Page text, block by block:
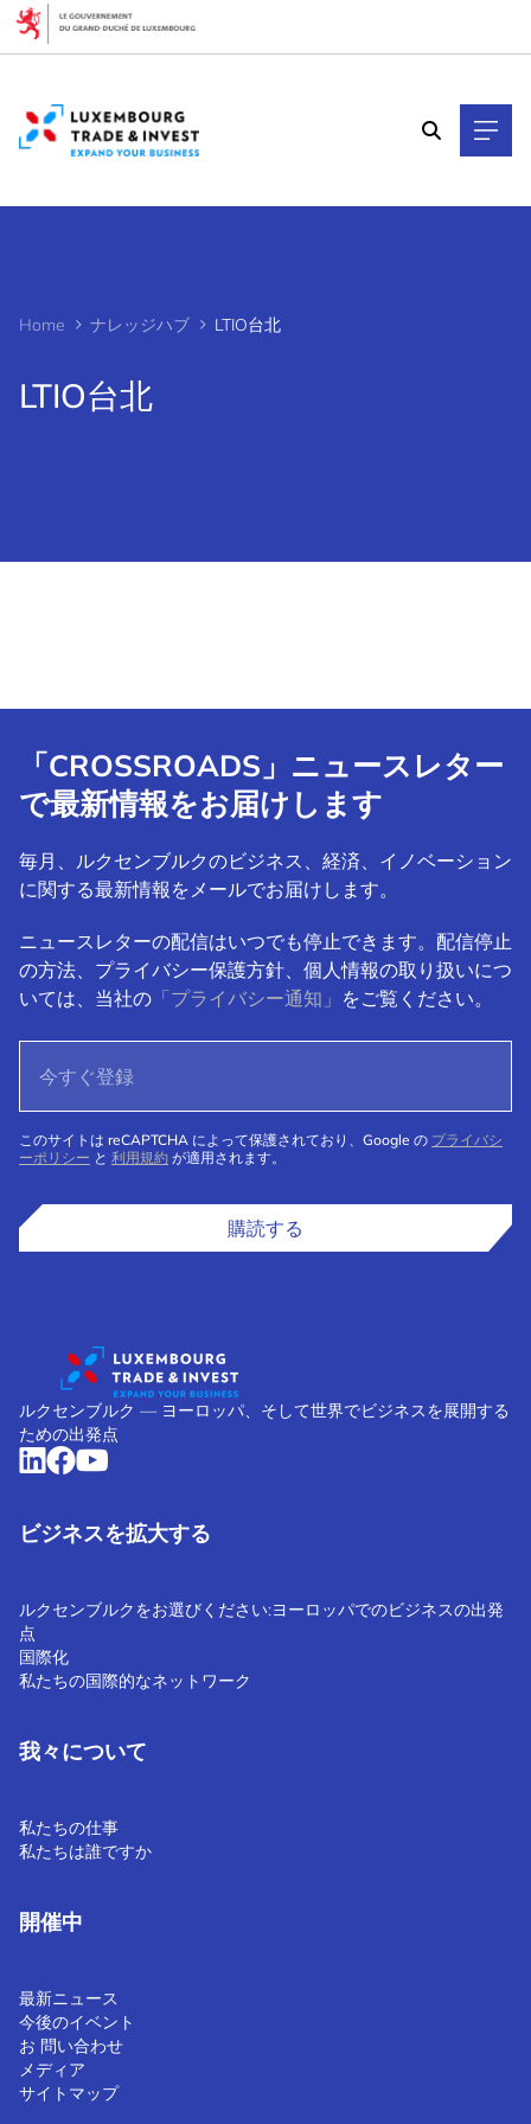
Home ナレッジハブ LTIO台北
LTIO台北
「CROSSROADS」ニュースレター
で最新情報をお届けします
毎月、ルクセンブルクのビジネス、経済、イノベーション
に関する最新情報をメールでお届けします。
ニュースレターの配信はいつでも停止できます。配信停止
の方法、プライバシー保護方針、個人情報の取り扱いにつ
いては、当社の 「プライバシー通知」 をご覧ください。
このサイトは reCAPTCHA によって保護されており、Google の プライバシ
ーポリシー と 利用規約 が適用されます。
購読する
ルクセンブルク ― ヨーロッパ、そして世界でビジネスを展開する
ための出発点
ビジネスを拡大する
ルクセンブルクをお選びください:ヨーロッパでのビジネスの出発
点
国際化
私たちの国際的なネットワーク
我々について
私たちの仕事
私たちは誰ですか
開催中
最新ニュース
今後のイベント
お 問い合わせ
メディア
サイトマップ
Cookies management panel